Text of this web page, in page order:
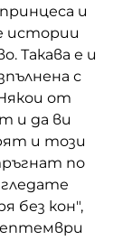
и
истории
Такава е и
с
от
и да ви
и този
по
без кон",